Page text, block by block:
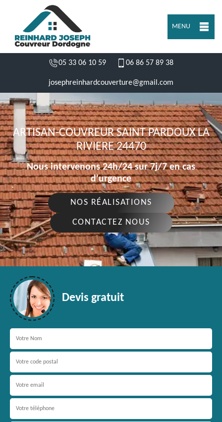
MENU
05 33 06 10 59 06 86 57 89 38
josephreinhardcouverture@gmail.com
ARTISAN-COUVREUR SAINT PARDOUX LA
RIVIERE 24470
Nous intervenons 24h/24 sur 7j/7 en cas
d'urgence
NOS RÉALISATIONS
CONTACTEZ NOUS
Devis gratuit